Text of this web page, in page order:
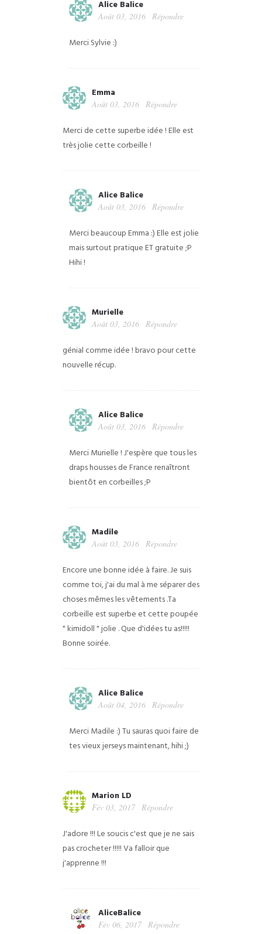
Alice Balice
Août 03, 2016 Répondre
Merci Sylvie :)
Emma
Août 03, 2016 Répondre
Merci de cette superbe idée ! Elle est
très jolie cette corbeille !
Alice Balice
Août 03, 2016 Répondre
Merci beaucoup Emma :) Elle est jolie
mais surtout pratique ET gratuite ;P
Hihi !
Murielle
Août 03, 2016 Répondre
génial comme idée ! bravo pour cette
nouvelle récup.
Alice Balice
Août 03, 2016 Répondre
Merci Murielle ! J'espère que tous les
draps housses de France renaîtront
bientôt en corbeilles ;P
Madile
Août 03, 2016 Répondre
Encore une bonne idée à faire. Je suis
comme toi, j'ai du mal à me séparer des
choses mêmes les vêtements .Ta
corbeille est superbe et cette poupée
" kimidoll " jolie .Que d'idées tu as!!!!!
Bonne soirée.
Alice Balice
Août 04, 2016 Répondre
Merci Madile :) Tu sauras quoi faire de
tes vieux jerseys maintenant, hihi ;)
Marion LD
Fév 03, 2017 Répondre
J'adore !!! Le soucis c'est que je ne sais
pas crocheter !!!!! Va falloir que
j'apprenne !!!
AliceBalice
Fév 06, 2017 Répondre